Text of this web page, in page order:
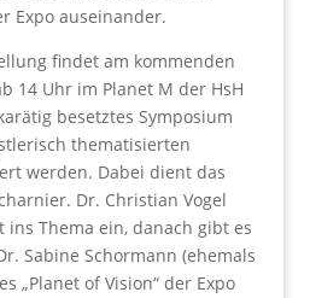
Expo auseinander.
findet am kommenden
14 Uhr im Planet M der HsH
besetztes Symposium
thematisierten
werden. Dabei dient das
Dr. Christian Vogel
ins Thema ein, danach gibt es
Sabine Schormann (ehemals
„Planet of Vision“ der Expo